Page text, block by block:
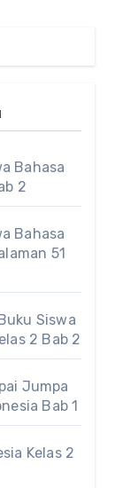
Bahasa
2
Bahasa
51
Siswa
2 Bab 2
Jumpa
Bab 1
Kelas 2